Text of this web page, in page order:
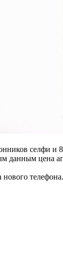
селфи
данным цена
телефона.